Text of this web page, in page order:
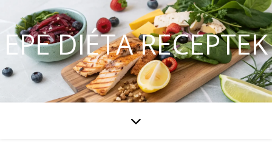
EPE DIÉTA RECEPTEK